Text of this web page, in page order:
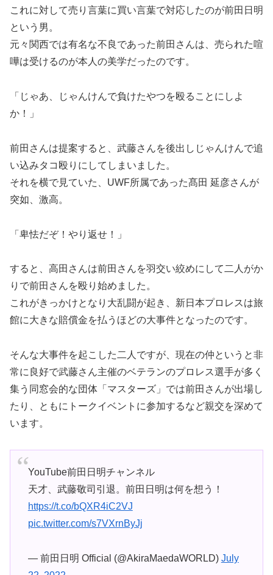
これに対して売り言葉に買い言葉で対応したのが前田日明
という男。
元々関西では有名な不良であった前田さんは、売られた喧
嘩は受けるのが本人の美学だったのです。
「じゃあ、じゃんけんで負けたやつを殴ることにしよ
か！」
前田さんは提案すると、武藤さんを後出しじゃんけんで追
い込みタコ殴りにしてしまいました。
それを横で見ていた、UWF所属であった髙田 延彦さんが
突如、激高。
「卑怯だぞ！やり返せ！」
すると、高田さんは前田さんを羽交い絞めにして二人がか
りで前田さんを殴り始めました。
これがきっかけとなり大乱闘が起き、新日本プロレスは旅
館に大きな賠償金を払うほどの大事件となったのです。
そんな大事件を起こした二人ですが、現在の仲というと非
常に良好で武藤さん主催のベテランのプロレス選手が多く
集う同窓会的な団体「マスターズ」では前田さんが出場し
たり、ともにトークイベントに参加するなど親交を深めて
います。
YouTube前田日明チャンネル
天才、武藤敬司引退。前田日明は何を想う！
https://t.co/bQXR4iC2VJ
pic.twitter.com/s7VXrnByJj
— 前田日明 Official (@AkiraMaedaWORLD) July